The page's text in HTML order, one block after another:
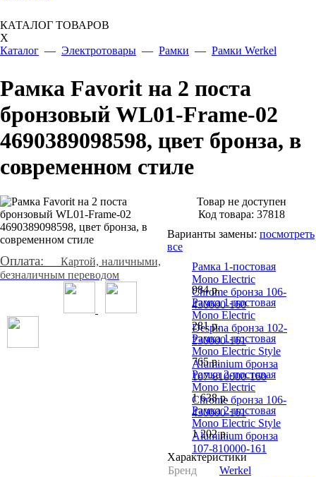
КАТАЛОГ ТОВАРОВ
X
Каталог — Электротовары — Рамки — Рамки Werkel
Рамка Favorit на 2 поста
бронзовый WL01-Frame-02
4690389098598, цвет бронза, в
современном стиле
Оплата: Картой, наличными,
безналичным переводом
Товар не доступен
Код товара: 37818
Варианты замены: посмотреть
все
Рамка 1-постовая
Mono Electric
Chrome бронза 106-
430000-160
984р.
Рамка 1-постовая
Mono Electric
Despina бронза 102-
230000-161
281р.
Рамка 1-постовая
Mono Electric Style
Aluminium бронза
107-810000-160
765р.
Рамка 2-постовая
Mono Electric
Chrome бронза 106-
430000-161
1 638р.
Рамка 2-постовая
Mono Electric Style
Aluminium бронза
107-810000-161
1 202р.
Характеристики
Бренд
Werkel